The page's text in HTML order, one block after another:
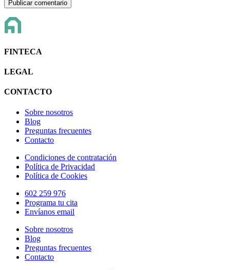
FINTECA
LEGAL
CONTACTO
Sobre nosotros
Blog
Preguntas frecuentes
Contacto
Condiciones de contratación
Política de Privacidad
Política de Cookies
602 259 976
Programa tu cita
Envíanos email
Sobre nosotros
Blog
Preguntas frecuentes
Contacto